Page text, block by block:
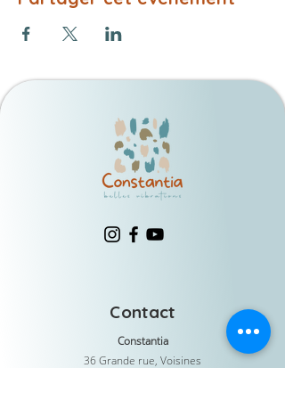
Contact
Constantia
36 Grande rue, Voisines